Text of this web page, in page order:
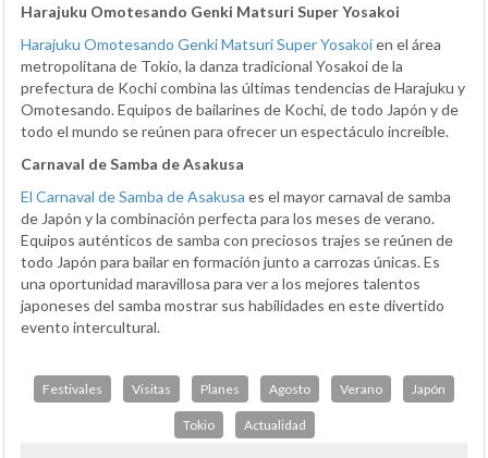
Harajuku Omotesando Genki Matsuri Super Yosakoi
Harajuku Omotesando Genki Matsuri Super Yosakoien el área
metropolitana de Tokio, la danza tradicional Yosakoi de la
prefectura de Kochi combina las últimas tendencias de Harajuku y
Omotesando. Equipos de bailarines de Kochi, de todo Japón y de
todo el mundo se reúnen para ofrecer un espectáculo increíble.
Carnaval de Samba de Asakusa
El Carnaval de Samba de Asakusa es el mayor carnaval de samba
de Japón y la combinación perfecta para los meses de verano.
Equipos auténticos de samba con preciosos trajes se reúnen de
todo Japón para bailar en formación junto a carrozas únicas. Es
una oportunidad maravillosa para ver a los mejores talentos
japoneses del samba mostrar sus habilidades en este divertido
evento intercultural.
Festivales Visitas Planes Agosto Verano Japón
Tokio Actualidad